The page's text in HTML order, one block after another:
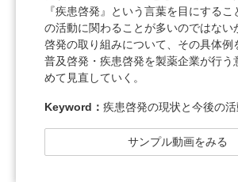
『疾患啓発』という言葉を目にする
の活動に関わることが多いのではない
啓発の取り組みについて、その具体例
普及啓発・疾患啓発を製薬企業が行う
めて見直していく。
Keyword： 疾患啓発の現状と今後の
サンプル動画をみる